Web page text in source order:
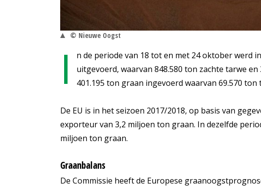
© Nieuwe Oogst
I
n de periode van 18 tot en met 24 oktober werd
uitgevoerd, waarvan 848.580 ton zachte tarwe
401.195 ton graan ingevoerd waarvan 69.570 ton
De EU is in het seizoen 2017/2018, op basis van
exporteur van 3,2 miljoen ton graan. In dezelfde
miljoen ton graan.
Graanbalans
De Commissie heeft de Europese